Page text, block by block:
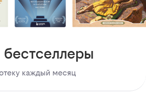
бестселлеры
каждый месяц